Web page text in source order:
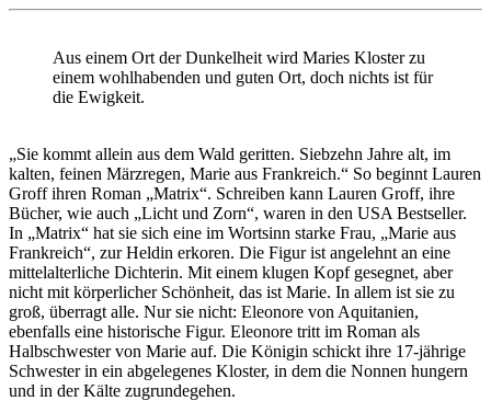
Aus einem Ort der Dunkelheit wird Maries Kloster zu
einem wohlhabenden und guten Ort, doch nichts ist für
die Ewigkeit.
„Sie kommt allein aus dem Wald geritten. Siebzehn Jahre alt, im
kalten, feinen Märzregen, Marie aus Frankreich.“ So beginnt Lauren
Groff ihren Roman „Matrix“. Schreiben kann Lauren Groff, ihre
Bücher, wie auch „Licht und Zorn“, waren in den USA Bestseller.
In „Matrix“ hat sie sich eine im Wortsinn starke Frau, „Marie aus
Frankreich“, zur Heldin erkoren. Die Figur ist angelehnt an eine
mittelalterliche Dichterin. Mit einem klugen Kopf gesegnet, aber
nicht mit körperlicher Schönheit, das ist Marie. In allem ist sie zu
groß, überragt alle. Nur sie nicht: Eleonore von Aquitanien,
ebenfalls eine historische Figur. Eleonore tritt im Roman als
Halbschwester von Marie auf. Die Königin schickt ihre 17-jährige
Schwester in ein abgelegenes Kloster, in dem die Nonnen hungern
und in der Kälte zugrundegehen.